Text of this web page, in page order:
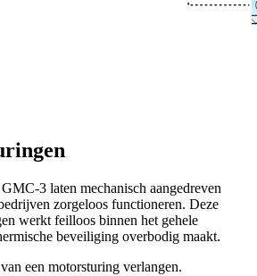
3 laten mechanisch aangedreven
zorgeloos functioneren. Deze
werkt feilloos binnen het gehele
beveiliging overbodig maakt.
een motorsturing verlangen.